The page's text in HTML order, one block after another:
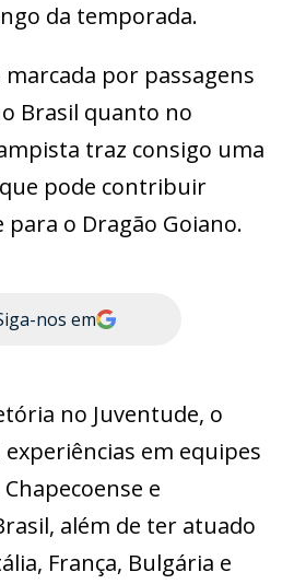
da temporada.
por passagens
Brasil quanto no
traz consigo uma
pode contribuir
o Dragão Goiano.
nos em
no Juventude, o
em equipes
e
além de ter atuado
França, Bulgária e